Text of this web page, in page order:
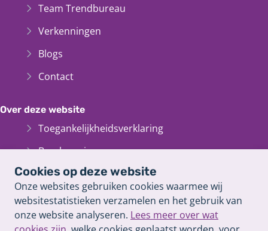
Cookies op deze website
Onze websites gebruiken cookies waarmee wij
websitestatistieken verzamelen en het gebruik van
onze website analyseren. Lees meer over wat
Team Trendbureau
Verkenningen
Blogs
Contact
Over deze website
Toegankelijkheidsverklaring
Bescherming persoonsgegevens
Informatiebeveiliging
Cookieverklaring
Proclaimer